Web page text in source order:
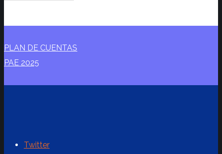
PLAN DE CUENTAS
PAE 2025
Twitter